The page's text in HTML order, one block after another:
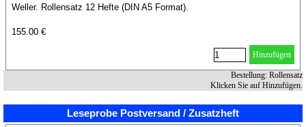
Weller. Rollensatz 12 Hefte (DIN A5 Format).
155.00 €
Hinzufügen
Bestellung: Rollensatz
Klicken Sie auf Hinzufügen.
Leseprobe Postversand / Zusatzheft